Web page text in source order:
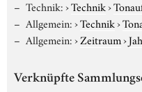
Technik:›Technik›
Allgemein:›Technik›
Allgemein:›Zeitraum›
Verknüpfte